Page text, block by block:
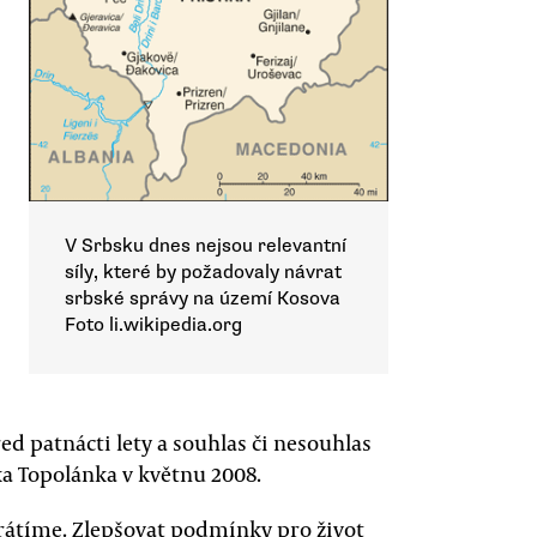
V Srbsku dnes nejsou relevantní
síly, které by požadovaly návrat
srbské správy na území Kosova
Foto li.wikipedia.org
patnácti lety a souhlas či nesouhlas
Topolánka v květnu 2008.
Zlepšovat podmínky pro život